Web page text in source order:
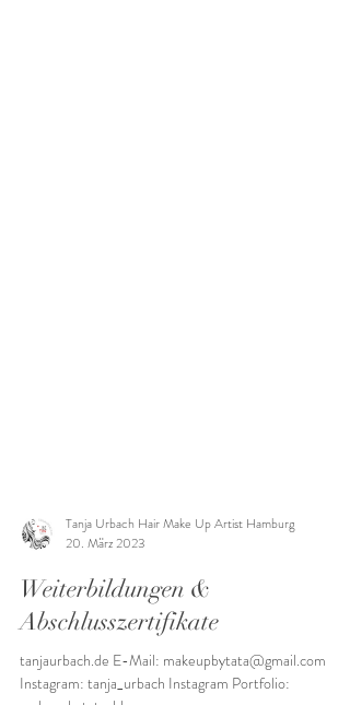
Tanja Urbach Hair Make Up Artist Hamburg
20. März 2023
Weiterbildungen &
Abschlusszertifikate